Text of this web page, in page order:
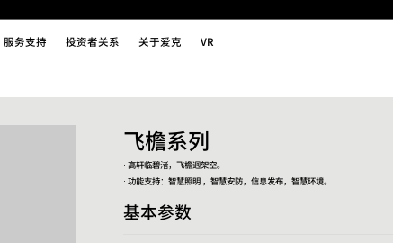
服务支持 投资者关系 关于爱克 VR
飞檐系列
· 高轩临碧渚，飞檐迥架空。
· 功能支持：智慧照明 ，智慧安防，信息发布，智慧环境。
基本参数